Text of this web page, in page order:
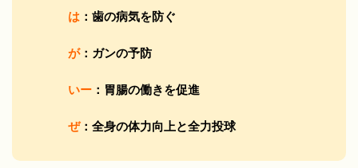
は ：歯の病気を防ぐ
が：ガンの予防
いー ：胃腸の働きを促進
ぜ：全身の体力向上と全力投球